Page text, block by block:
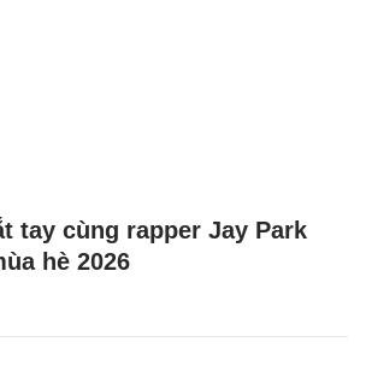
tay cùng rapper Jay Park
hè 2026